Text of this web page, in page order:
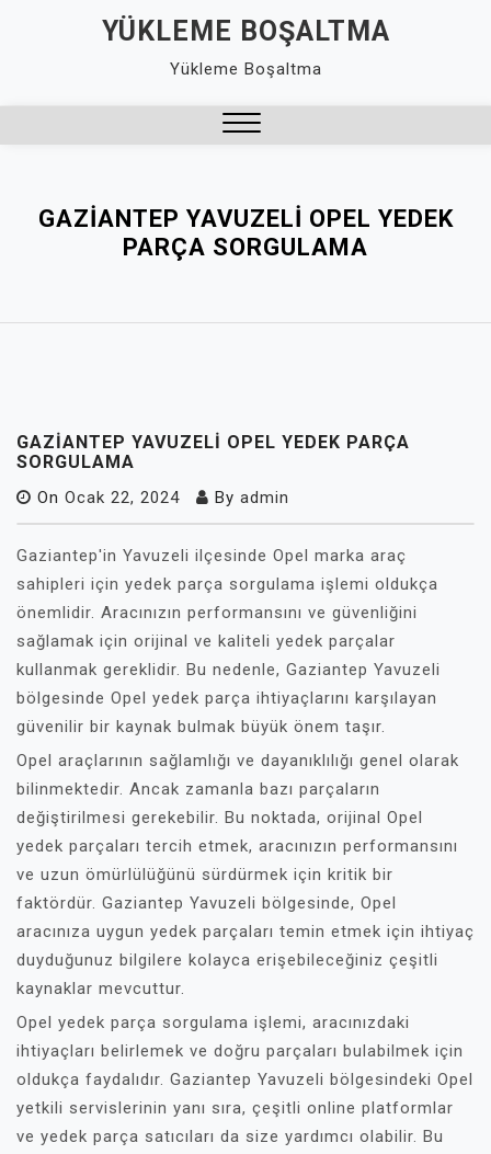
YÜKLEME BOŞALTMA
Yükleme Boşaltma
GAZIANTEP YAVUZELI OPEL YEDEK
PARÇA SORGULAMA
GAZIANTEP YAVUZELI OPEL YEDEK PARÇA
SORGULAMA
On Ocak 22, 2024 By admin
Gaziantep'in Yavuzeli ilçesinde Opel marka araç
sahipleri için yedek parça sorgulama işlemi oldukça
önemlidir. Aracınızın performansını ve güvenliğini
sağlamak için orijinal ve kaliteli yedek parçalar
kullanmak gereklidir. Bu nedenle, Gaziantep Yavuzeli
bölgesinde Opel yedek parça ihtiyaçlarını karşılayan
güvenilir bir kaynak bulmak büyük önem taşır.
Opel araçlarının sağlamlığı ve dayanıklılığı genel olarak
bilinmektedir. Ancak zamanla bazı parçaların
değiştirilmesi gerekebilir. Bu noktada, orijinal Opel
yedek parçaları tercih etmek, aracınızın performansını
ve uzun ömürlülüğünü sürdürmek için kritik bir
faktördür. Gaziantep Yavuzeli bölgesinde, Opel
aracınıza uygun yedek parçaları temin etmek için ihtiyaç
duyduğunuz bilgilere kolayca erişebileceğiniz çeşitli
kaynaklar mevcuttur.
Opel yedek parça sorgulama işlemi, aracınızdaki
ihtiyaçları belirlemek ve doğru parçaları bulabilmek için
oldukça faydalıdır. Gaziantep Yavuzeli bölgesindeki Opel
yetkili servislerinin yanı sıra, çeşitli online platformlar
ve yedek parça satıcıları da size yardımcı olabilir. Bu